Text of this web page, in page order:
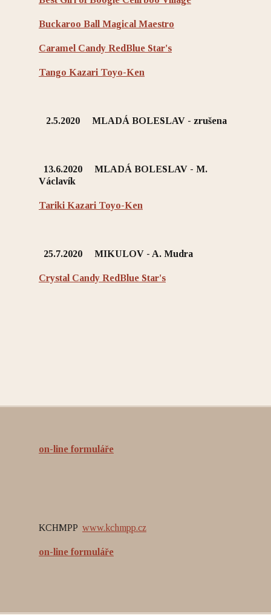
Buckaroo Ball Magical Maestro
Caramel Candy RedBlue Star's
Tango Kazari Toyo-Ken
2.5.2020 MLADÁ BOLESLAV - zrušena
13.6.2020 MLADÁ BOLESLAV - M.
Václavík
Tariki Kazari Toyo-Ken
25.7.2020 MIKULOV - A. Mudra
Crystal Candy RedBlue Star's
on-line formuláře
KCHMPP www.kchmpp.cz
on-line formuláře